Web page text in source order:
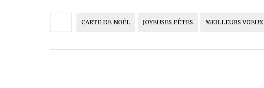
CARTE DE NOËL JOYEUSES FÊTES MEILLEURS VOEUX